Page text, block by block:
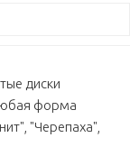
диски
форма
"Черепаха",